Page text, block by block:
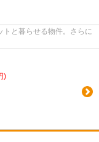
と暮らせる物件。さらに
)